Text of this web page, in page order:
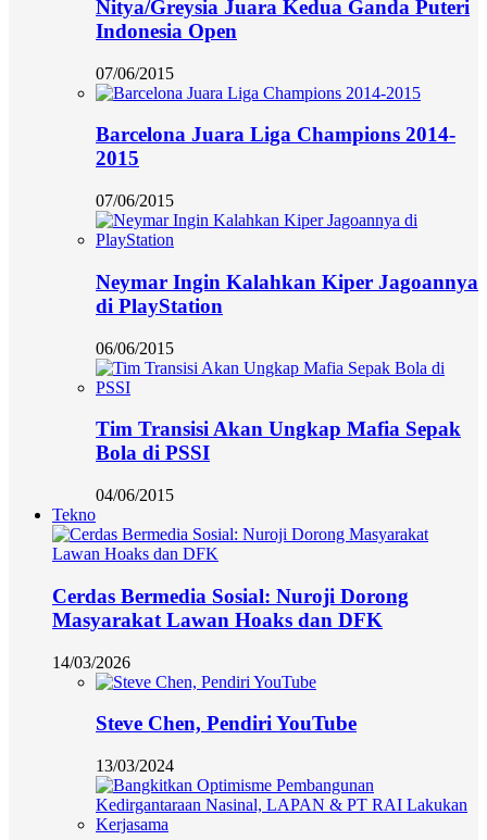
Nitya/Greysia Juara Kedua Ganda Puteri
Indonesia Open
07/06/2015
Barcelona Juara Liga Champions 2014-
2015
07/06/2015
Neymar Ingin Kalahkan Kiper Jagoannya
di PlayStation
06/06/2015
Tim Transisi Akan Ungkap Mafia Sepak
Bola di PSSI
04/06/2015
Tekno
Cerdas Bermedia Sosial: Nuroji Dorong
Masyarakat Lawan Hoaks dan DFK
14/03/2026
Steve Chen, Pendiri YouTube
13/03/2024